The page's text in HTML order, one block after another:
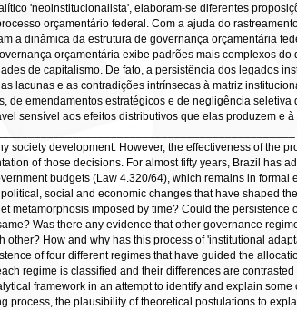
'neoinstitucionalista', elaboram-se diferentes
orçamentário federal. Com a ajuda do
a dinâmica da estrutura de governança orçamentária
orçamentária exibe padrões mais complexos
de capitalismo. De fato, a persistência dos legados
lacunas e as contradições intrínsecas à matriz
de emendamentos estratégicos e de negligência
sensível aos efeitos distributivos que elas produzem e
society development. However, the effectiveness of the
of those decisions. For almost fifty years, Brazil has
budgets (Law 4.320/64), which remains in
social and economic changes that have shaped
metamorphosis imposed by time? Could the
Was there any evidence that other governance
other? How and why has this process of 'institutional
of four different regimes that have guided the
regime is classified and their differences are
framework in an attempt to identify and explain
process, the plausibility of theoretical postulations to